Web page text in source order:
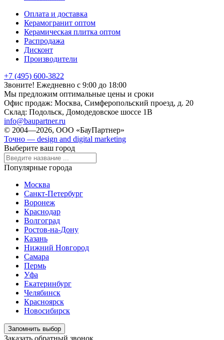
Оплата и доставка
Керамогранит оптом
Керамическая плитка оптом
Распродажа
Дисконт
Производители
+7 (495) 600-3822
Звоните! Ежедневно с 9:00 до 18:00
Мы предложим оптимальные цены и сроки
Офис продаж: Москва, Симферопольский проезд, д. 20
Склад: Подольск, Домодедовское шоссе 1В
info@baupartner.ru
© 2004—2026, ООО «БауПартнер»
Точно — design and digital marketing
Выберите ваш город
Популярные города
Москва
Санкт-Петербург
Воронеж
Краснодар
Волгоград
Ростов-на-Дону
Казань
Нижний Новгород
Самара
Пермь
Уфа
Екатеринбург
Челябинск
Красноярск
Новосибирск
Запомнить выбор
Заказать обратный звонок